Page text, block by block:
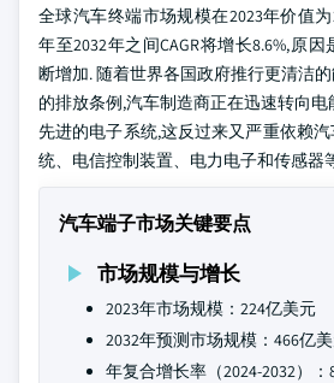
全球汽车终端市场规模在2023年价值
年至2032年之间CAGR将增长8.6%,原
断增加. 随着世界各国政府推行更清洁
的排放条例,汽车制造商正在迅速转向
先进的电子系统,这反过来又严重依赖
统、电信控制装置、电力电子和传感器
汽车端子市场关键要点
市场规模与增长
2023年市场规模：224亿美元
2032年预测市场规模：466亿
年复合增长率（2024-2032）：